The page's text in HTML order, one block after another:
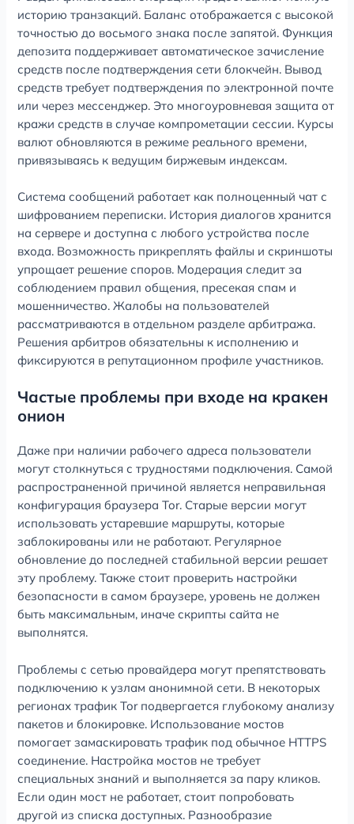
историю транзакций. Баланс отображается с высокой
точностью до восьмого знака после запятой. Функция
депозита поддерживает автоматическое зачисление
средств после подтверждения сети блокчейн. Вывод
средств требует подтверждения по электронной почте
или через мессенджер. Это многоуровневая защита от
кражи средств в случае компрометации сессии. Курсы
валют обновляются в режиме реального времени,
привязываясь к ведущим биржевым индексам.
Система сообщений работает как полноценный чат с
шифрованием переписки. История диалогов хранится
на сервере и доступна с любого устройства после
входа. Возможность прикреплять файлы и скриншоты
упрощает решение споров. Модерация следит за
соблюдением правил общения, пресекая спам и
мошенничество. Жалобы на пользователей
рассматриваются в отдельном разделе арбитража.
Решения арбитров обязательны к исполнению и
фиксируются в репутационном профиле участников.
Частые проблемы при входе на кракен
онион
Даже при наличии рабочего адреса пользователи
могут столкнуться с трудностями подключения. Самой
распространенной причиной является неправильная
конфигурация браузера Tor. Старые версии могут
использовать устаревшие маршруты, которые
заблокированы или не работают. Регулярное
обновление до последней стабильной версии решает
эту проблему. Также стоит проверить настройки
безопасности в самом браузере, уровень не должен
быть максимальным, иначе скрипты сайта не
выполнятся.
Проблемы с сетью провайдера могут препятствовать
подключению к узлам анонимной сети. В некоторых
регионах трафик Tor подвергается глубокому анализу
пакетов и блокировке. Использование мостов
помогает замаскировать трафик под обычное HTTPS
соединение. Настройка мостов не требует
специальных знаний и выполняется за пару кликов.
Если один мост не работает, стоит попробовать
другой из списка доступных. Разнообразие